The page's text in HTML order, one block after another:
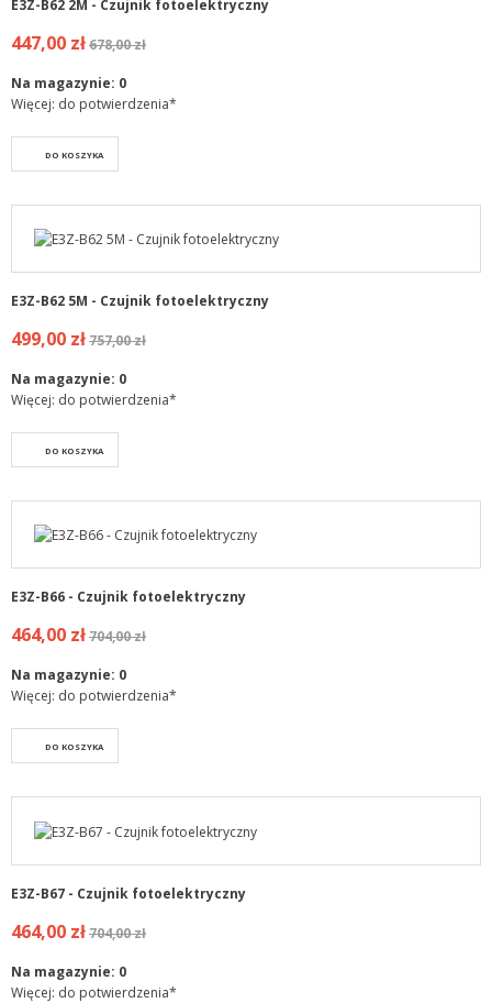
E3Z-B62 2M - Czujnik fotoelektryczny
447,00 zł678,00 zł
Na magazynie: 0
Więcej: do potwierdzenia*
DO KOSZYKA
E3Z-B62 5M - Czujnik fotoelektryczny
499,00 zł757,00 zł
Na magazynie: 0
Więcej: do potwierdzenia*
DO KOSZYKA
E3Z-B66 - Czujnik fotoelektryczny
464,00 zł704,00 zł
Na magazynie: 0
Więcej: do potwierdzenia*
DO KOSZYKA
E3Z-B67 - Czujnik fotoelektryczny
464,00 zł704,00 zł
Na magazynie: 0
Więcej: do potwierdzenia*